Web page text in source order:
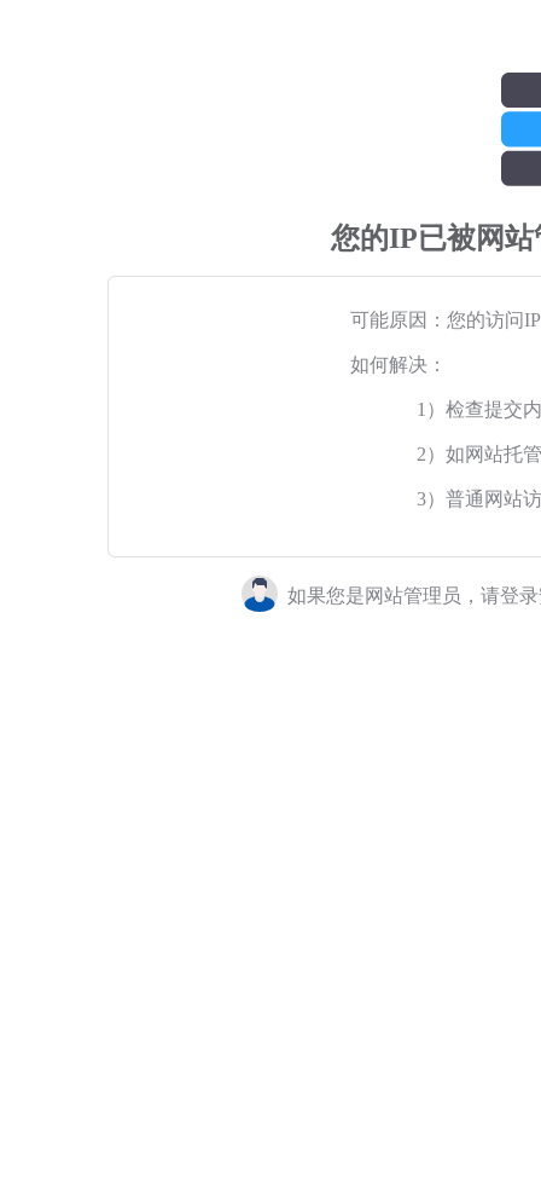
您的IP已被网
可能原因：您的访问
如何解决：
1）检查提交
2）如网站托
3）普通网站
如果您是网站管理员，请登